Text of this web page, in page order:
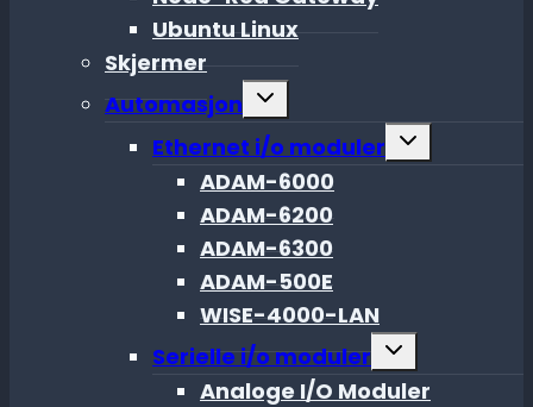
Ubuntu Linux
Skjermer
Automasjon
Toggle
Ethernet i/o moduler
Toggle
ADAM-6000
ADAM-6200
ADAM-6300
ADAM-500E
WISE-4000-LAN
Serielle i/o moduler
Toggle
Analoge I/O Moduler